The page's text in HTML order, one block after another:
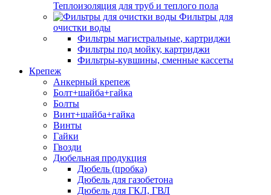
Теплоизоляция для труб и теплого пола
Фильтры для
очистки воды
Фильтры магистральные, картриджи
Фильтры под мойку, картриджи
Фильтры-кувшины, сменные кассеты
Крепеж
Анкерный крепеж
Болт+шайба+гайка
Болты
Винт+шайба+гайка
Винты
Гайки
Гвозди
Дюбельная продукция
Дюбель (пробка)
Дюбель для газобетона
Дюбель для ГКЛ, ГВЛ